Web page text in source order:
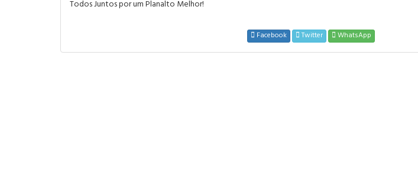
Todos Juntos por um Planalto Melhor!
Facebook Twitter WhatsApp